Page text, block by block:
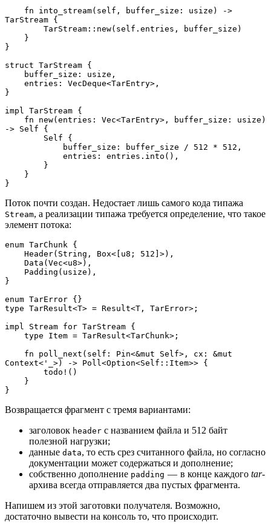
TarStream {
        TarStream::new(self.entries, buffer_size)
    }
}
struct TarStream {
    buffer_size: usize,
    entries: VecDeque<TarEntry>,
}
impl TarStream {
-> Self {
        Self {
            buffer_size: buffer_size / 512 * 512,
            entries: entries.into(),
        }
    }
}
Поток почти создан. Недостает лишь самого кода типажа
Stream, а реализации типажа требуется определение, что такое
элемент потока:
enum TarChunk {
    Header(String, Box<[u8; 512]>),
    Data(Vec<u8>),
    Padding(usize),
}
enum TarError {}
type TarResult<T> = Result<T, TarError>;
impl Stream for TarStream {
    type Item = TarResult<TarChunk>;
Context<'_>) -> Poll<Option<Self::Item>> {
        todo!()
    }
}
Возвращается фрагмент с тремя вариантами:
заголовок header с названием файла и 512 байт
полезной нагрузки;
данные data, то есть срез считанного файла, но согласно
документации может содержаться и дополнение;
собственно дополнение padding — в конце каждого tar-
архива всегда отправляется два пустых фрагмента.
Напишем из этой заготовки получателя. Возможно,
достаточно вывести на консоль то, что происходит.